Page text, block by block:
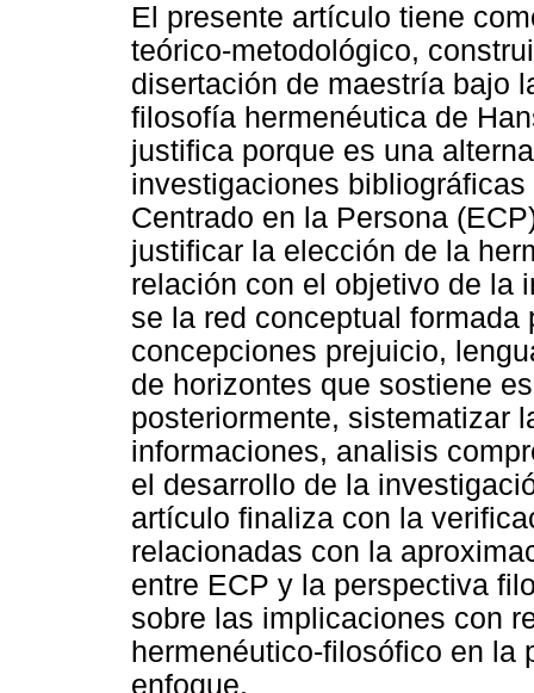
El presente artículo tiene
teórico-metodológico,
disertación de maestría bajo
filosofía hermenéutica de
justifica porque es una
investigaciones
Centrado en la Persona
justificar la elección de la
relación con el objetivo de la
se la red conceptual
concepciones prejuicio,
de horizontes que sostiene
posteriormente, sistematizar
informaciones, analisis
el desarrollo de la
artículo finaliza con la
relacionadas con la
entre ECP y la perspectiva
sobre las implicaciones con
hermenéutico-filosófico en la
enfoque.